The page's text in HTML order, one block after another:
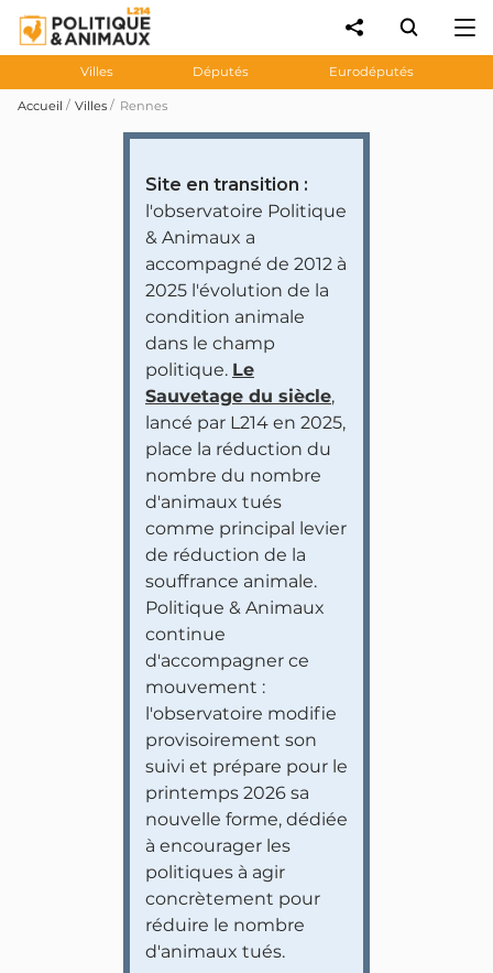
Villes Députés Eurodéputés
Accueil Villes Rennes
Site en transition :
l'observatoire Politique
& Animaux a
accompagné de 2012 à
2025 l'évolution de la
condition animale
dans le champ
politique. Le
Sauvetage du siècle,
lancé par L214 en 2025,
place la réduction du
nombre du nombre
d'animaux tués
comme principal levier
de réduction de la
souffrance animale.
Politique & Animaux
continue
d'accompagner ce
mouvement :
l'observatoire modifie
provisoirement son
suivi et prépare pour le
printemps 2026 sa
nouvelle forme, dédiée
à encourager les
politiques à agir
concrètement pour
réduire le nombre
d'animaux tués.